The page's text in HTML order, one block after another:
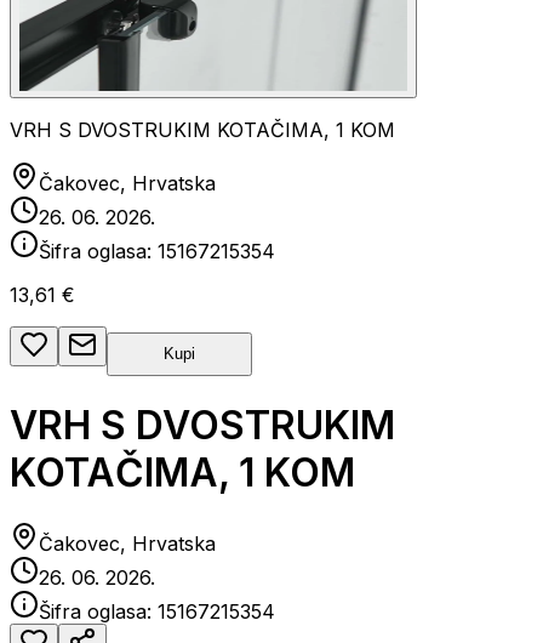
VRH S DVOSTRUKIM KOTAČIMA, 1 KOM
Čakovec, Hrvatska
26. 06. 2026.
Šifra oglasa: 15167215354
13,61 €
Kupi
VRH S DVOSTRUKIM
KOTAČIMA, 1 KOM
Čakovec, Hrvatska
26. 06. 2026.
Šifra oglasa: 15167215354